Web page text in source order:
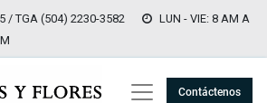
/ TGA (504) 2230-3582
LUN - VIE: 8 AM A
Contáctenos